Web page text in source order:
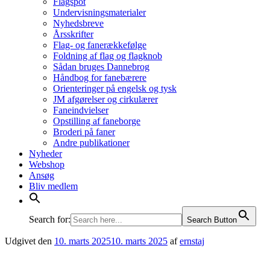
Undervisningsmaterialer
Nyhedsbreve
Årsskrifter
Flag- og fanerækkefølge
Foldning af flag og flagknob
Sådan bruges Dannebrog
Håndbog for fanebærere
Orienteringer på engelsk og tysk
JM afgørelser og cirkulærer
Faneindvielser
Opstilling af faneborge
Broderi på faner
Andre publikationer
Nyheder
Webshop
Ansøg
Bliv medlem
Search for: Search Button
Udgivet den 10. marts 202510. marts 2025 afernstaj